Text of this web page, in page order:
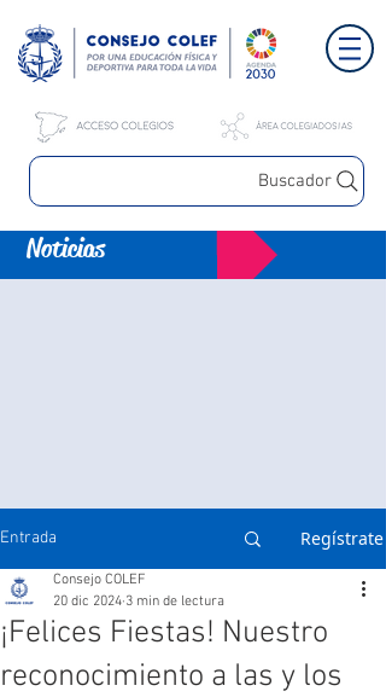
Buscador
Noticias
Entrada Regístrate
¡Felices Fiestas! Nuestro
reconocimiento a las y los
Consejo COLEF
20 dic 2024 3 min de lectura